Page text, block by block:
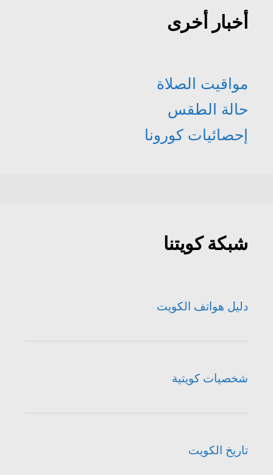
أخبار أخرى
مواقيت الصلاة
حالة الطقس
إحصائيات كورونا
شبكة كويتنا
دليل هواتف الكويت
شخصيات كويتية
تاريخ الكويت